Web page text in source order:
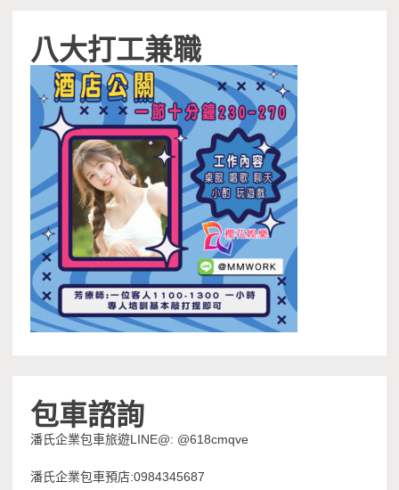
八大打工兼職
包車諮詢
潘氏企業包車旅遊LINE@: @618cmqve
潘氏企業包車預店:0984345687